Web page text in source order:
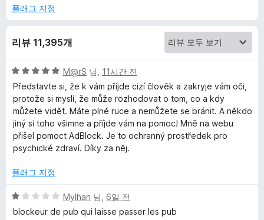
u
s
에
대
한
리
뷰
점
점
플래그 지정
리뷰 11,395개
5
점
만
점
에
5
점
M@rS 님, 11시간 전
Představte si, že k vám příjde cizí člověk a zakryje vám oči,
protože si myslí, že může rozhodovat o tom, co a kdy
můžete vidět. Máte plné ruce a nemůžete se bránit. A někdo
jiný si toho všimne a příjde vám na pomoc! Mně na webu
přišel pomoct AdBlock. Je to ochranný prostředek pro
psychické zdraví. Díky za něj.
플래그 지정
5
점
Mylhan 님, 6일 전
blockeur de pub qui laisse passer les pub